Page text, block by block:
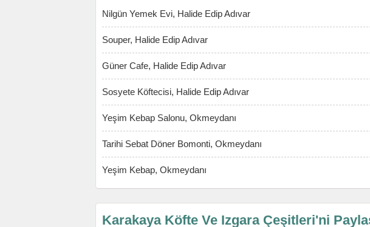
Nilgün Yemek Evi, Halide Edip Adıvar
Souper, Halide Edip Adıvar
Güner Cafe, Halide Edip Adıvar
Sosyete Köftecisi, Halide Edip Adıvar
Yeşim Kebap Salonu, Okmeydanı
Tarihi Sebat Döner Bomonti, Okmeydanı
Yeşim Kebap, Okmeydanı
Karakaya Köfte Ve Izgara Çeşitleri'ni